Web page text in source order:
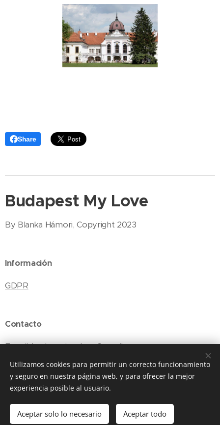
Share
Budapest My Love
By Blanka Hámori, Copyright 2023
Información
GDPR
Contacto
E-mail: budapestmylove@gmail.com
Cookies
Idiomas
English Polski
Utilizamos cookies para permitir un correcto funcionamiento
y seguro en nuestra página web, y para ofrecer la mejor
experiencia posible al usuario.
Aceptar solo lo necesario Aceptar todo